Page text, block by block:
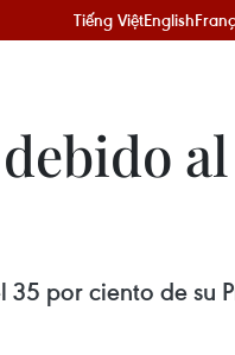
Tiếng ViệtEnglish
por ciento de su